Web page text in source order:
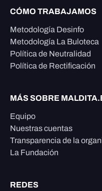
CÓMO TRABAJAMOS
Metodología Desinfo
Metodología La Buloteca
Política de Neutralidad
Política de Rectificación
MÁS SOBRE
Equipo
Nuestras cuentas
Transparencia de la
La Fundación
REDES